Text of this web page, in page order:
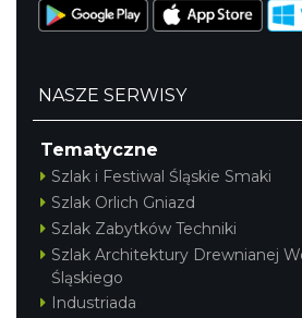
NASZE SERWISY
Tematyczne
Szlak i Festiwal Śląskie Smaki
Szlak Orlich Gniazd
Szlak Zabytków Techniki
Szlak Architektury Drewnianej
Śląskiego
Industriada